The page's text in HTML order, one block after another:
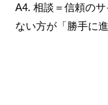
A4. 相談＝信頼の
ない方が「勝手に